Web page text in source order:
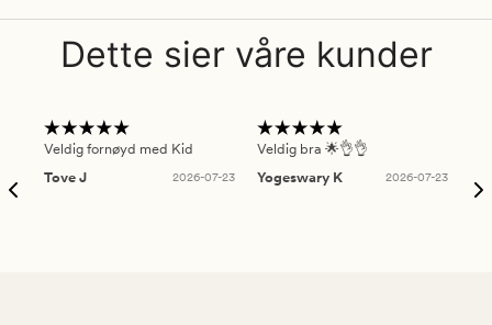
Dette sier våre kunder
Veldig fornøyd med Kid
Tove J
2026-07-23
Veldig bra 🌟👌👌
Yogeswary K
2026-07-23